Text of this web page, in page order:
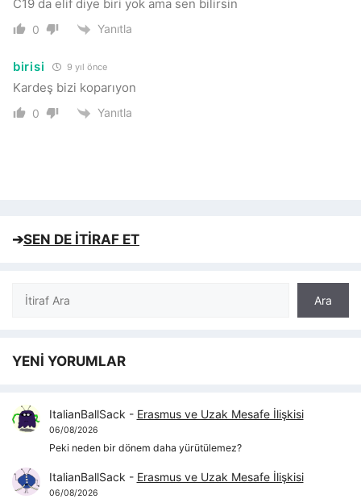
C19 da elif diye biri yok ama sen bilirsin
0 Yanıtla
birisi 9 yıl önce
Kardeş bizi koparıyon
0 Yanıtla
➔SEN DE İTİRAF ET
Ara
Ara
YENİ YORUMLAR
ItalianBallSack - Erasmus ve Uzak Mesafe İlişkisi
06/08/2026
Peki neden bir dönem daha yürütülemez?
ItalianBallSack - Erasmus ve Uzak Mesafe İlişkisi
06/08/2026